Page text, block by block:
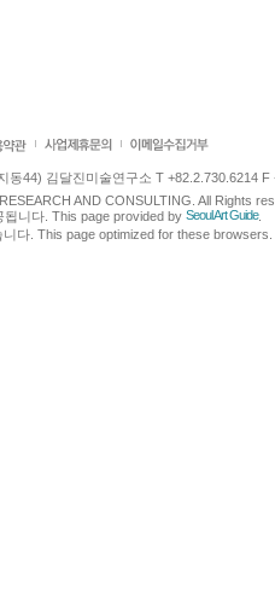
동44) 김달진미술연구소 T +82.2.730.6214 F
AND CONSULTING. All Rights
됩니다. This page provided by Seoul Art Guide.
다. This page optimized for these browsers.